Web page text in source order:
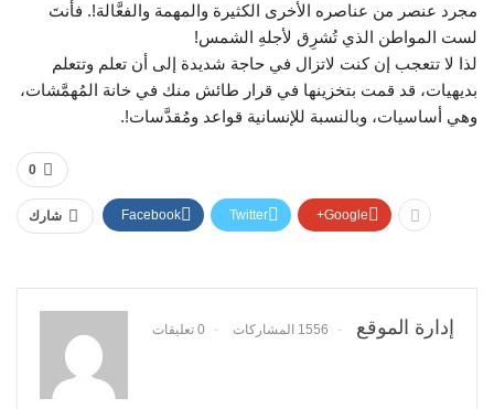
مجرد عنصر من عناصره الأخرى الكثيرة والمهمة والفعَّالة!. فأنتَ
لست المواطن الذي تُشرِق لأجلهِ الشمس!
لذا لا تتعجب إن كنت لاتزال في حاجة شديدة إلى أن تعلم وتتعلم
بديهيات، قد قمت بتخزينها في قرار طائش منك في خانة المُهمَّشات،
وهي أساسيات، وبالنسبة للإنسانية قواعد ومُقدَّسات!.
0
شارك Facebook Twitter Google+
إدارة الموقع 1556 المشاركات 0 تعليقات